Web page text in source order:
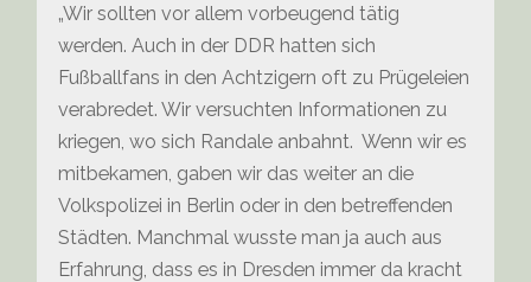
„Wir sollten vor allem vorbeugend tätig
werden. Auch in der DDR hatten sich
Fußballfans in den Achtzigern oft zu Prügeleien
verabredet. Wir versuchten Informationen zu
kriegen, wo sich Randale anbahnt. Wenn wir es
mitbekamen, gaben wir das weiter an die
Volkspolizei in Berlin oder in den betreffenden
Städten. Manchmal wusste man ja auch aus
Erfahrung, dass es in Dresden immer da kracht